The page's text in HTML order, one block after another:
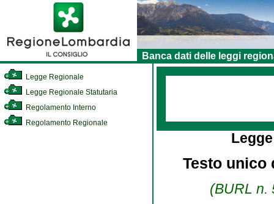
Banca dati delle leggi
Legge Regionale
Legge Regionale Statutaria
Regolamento Interno
Regolamento Regionale
Testo unico
(BURL n.